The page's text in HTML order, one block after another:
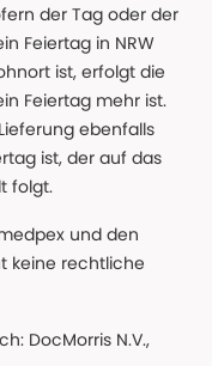
der Tag oder der
Feiertag in NRW
ist, erfolgt die
Feiertag mehr ist.
ebenfalls
ist, der auf das
folgt.
und den
keine rechtliche
DocMorris N.V.,